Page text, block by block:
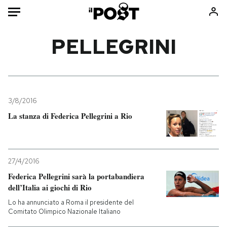
Mondo
Politica
Scienza
Cultura
Economia
Sport
Consumismi
Europa
Mondiali calcio 2026
PELLEGRINI
3/8/2016
La stanza di Federica Pellegrini a Rio
27/4/2016
Federica Pellegrini sarà la portabandiera
dell’Italia ai giochi di Rio
Lo ha annunciato a Roma il presidente del
Comitato Olimpico Nazionale Italiano